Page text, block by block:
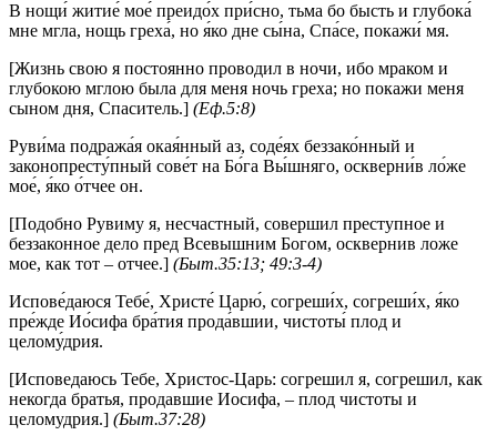
В нощи́ житие́ мое́ преидо́х при́сно, тьма бо бысть и глубока́
мне мгла, нощь греха́, но я́ко дне сы́на, Спа́се, покажи́ мя.
[Жизнь свою я постоянно проводил в ночи, ибо мраком и
глубокою мглою была для меня ночь греха; но покажи меня
сыном дня, Спаситель.] (Еф.5:8)
Руви́ма подража́я окая́нный аз, соде́ях беззако́нный и
законопресту́пный сове́т на Бо́га Вы́шняго, оскверни́в ло́же
мое́, я́ко о́тчее он.
[Подобно Рувиму я, несчастный, совершил преступное и
беззаконное дело пред Всевышним Богом, осквернив ложе
мое, как тот – отчее.] (Быт.35:13; 49:3-4)
Испове́даюся Тебе́, Христе́ Царю́, согреши́х, согреши́х, я́ко
пре́жде Ио́сифа бра́тия прода́вшии, чистоты́ плод и
целому́дрия.
[Исповедаюсь Тебе, Христос-Царь: согрешил я, согрешил, как
некогда братья, продавшие Иосифа, – плод чистоты и
целомудрия.] (Быт.37:28)